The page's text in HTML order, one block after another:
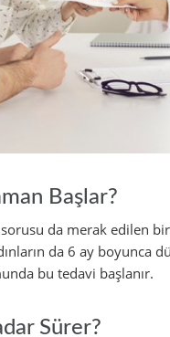
Başlar?
da merak edilen
da 6 ay boyunca
bu tedavi başlanır.
Sürer?